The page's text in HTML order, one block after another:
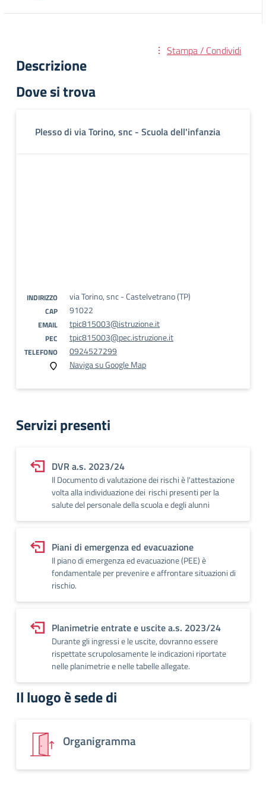
Stampa / Condividi
Descrizione
Dove si trova
Plesso di via Torino, snc - Scuola dell'infanzia
INDIRIZZO via Torino, snc - Castelvetrano (TP)
CAP 91022
EMAIL tpic815003@istruzione.it
PEC tpic815003@pec.istruzione.it
TELEFONO
0924527299
Naviga su Google Map
Servizi presenti
DVR a.s. 2023/24
Il Documento di valutazione dei rischi è l'attestazione
volta alla individuazione dei rischi presenti per la
salute del personale della scuola e degli alunni
Piani di emergenza ed evacuazione
Il piano di emergenza ed evacuazione (PEE) è
fondamentale per prevenire e affrontare situazioni di
rischio.
Planimetrie entrate e uscite a.s. 2023/24
Durante gli ingressi e le uscite, dovranno essere
rispettate scrupolosamente le indicazioni riportate
nelle planimetrie e nelle tabelle allegate.
Il luogo è sede di
Organigramma